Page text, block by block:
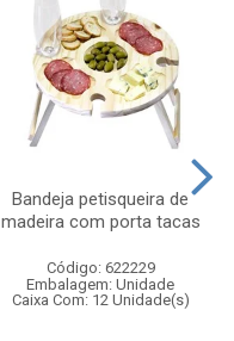
Bandeja petisqueira de
madeira com porta tacas
Código: 622229
Embalagem: Unidade
Caixa Com: 12 Unidade(s)